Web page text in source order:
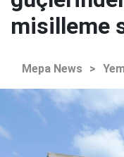
misilleme
Mepa News >